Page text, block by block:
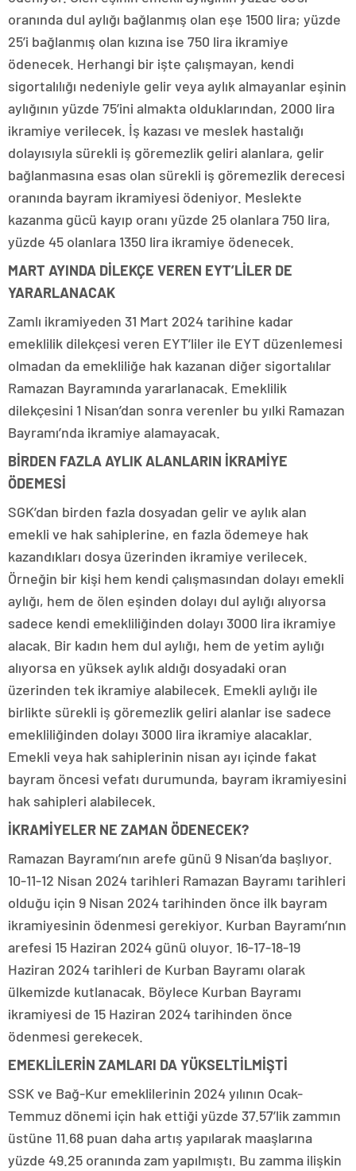
oranında dul aylığı bağlanmış olan eşe 1500 lira; yüzde
25’i bağlanmış olan kızına ise 750 lira ikramiye
ödenecek. Herhangi bir işte çalışmayan, kendi
sigortalılığı nedeniyle gelir veya aylık almayanlar eşinin
aylığının yüzde 75’ini almakta olduklarından, 2000 lira
ikramiye verilecek. İş kazası ve meslek hastalığı
dolayısıyla sürekli iş göremezlik geliri alanlara, gelir
bağlanmasına esas olan sürekli iş göremezlik derecesi
oranında bayram ikramiyesi ödeniyor. Meslekte
kazanma gücü kayıp oranı yüzde 25 olanlara 750 lira,
yüzde 45 olanlara 1350 lira ikramiye ödenecek.
MART AYINDA DİLEKÇE VEREN EYT’LİLER DE
YARARLANACAK
Zamlı ikramiyeden 31 Mart 2024 tarihine kadar
emeklilik dilekçesi veren EYT’liler ile EYT düzenlemesi
olmadan da emekliliğe hak kazanan diğer sigortalılar
Ramazan Bayramında yararlanacak. Emeklilik
dilekçesini 1 Nisan’dan sonra verenler bu yılki Ramazan
Bayramı’nda ikramiye alamayacak.
BİRDEN FAZLA AYLIK ALANLARIN İKRAMİYE
ÖDEMESİ
SGK’dan birden fazla dosyadan gelir ve aylık alan
emekli ve hak sahiplerine, en fazla ödemeye hak
kazandıkları dosya üzerinden ikramiye verilecek.
Örneğin bir kişi hem kendi çalışmasından dolayı emekli
aylığı, hem de ölen eşinden dolayı dul aylığı alıyorsa
sadece kendi emekliliğinden dolayı 3000 lira ikramiye
alacak. Bir kadın hem dul aylığı, hem de yetim aylığı
alıyorsa en yüksek aylık aldığı dosyadaki oran
üzerinden tek ikramiye alabilecek. Emekli aylığı ile
birlikte sürekli iş göremezlik geliri alanlar ise sadece
emekliliğinden dolayı 3000 lira ikramiye alacaklar.
Emekli veya hak sahiplerinin nisan ayı içinde fakat
bayram öncesi vefatı durumunda, bayram ikramiyesini
hak sahipleri alabilecek.
İKRAMİYELER NE ZAMAN ÖDENECEK?
Ramazan Bayramı’nın arefe günü 9 Nisan’da başlıyor.
10-11-12 Nisan 2024 tarihleri Ramazan Bayramı tarihleri
olduğu için 9 Nisan 2024 tarihinden önce ilk bayram
ikramiyesinin ödenmesi gerekiyor. Kurban Bayramı’nın
arefesi 15 Haziran 2024 günü oluyor. 16-17-18-19
Haziran 2024 tarihleri de Kurban Bayramı olarak
ülkemizde kutlanacak. Böylece Kurban Bayramı
ikramiyesi de 15 Haziran 2024 tarihinden önce
ödenmesi gerekecek.
EMEKLİLERİN ZAMLARI DA YÜKSELTİLMİŞTİ
SSK ve Bağ-Kur emeklilerinin 2024 yılının Ocak-
Temmuz dönemi için hak ettiği yüzde 37.57’lik zammın
üstüne 11.68 puan daha artış yapılarak maaşlarına
yüzde 49.25 oranında zam yapılmıştı. Bu zamma ilişkin